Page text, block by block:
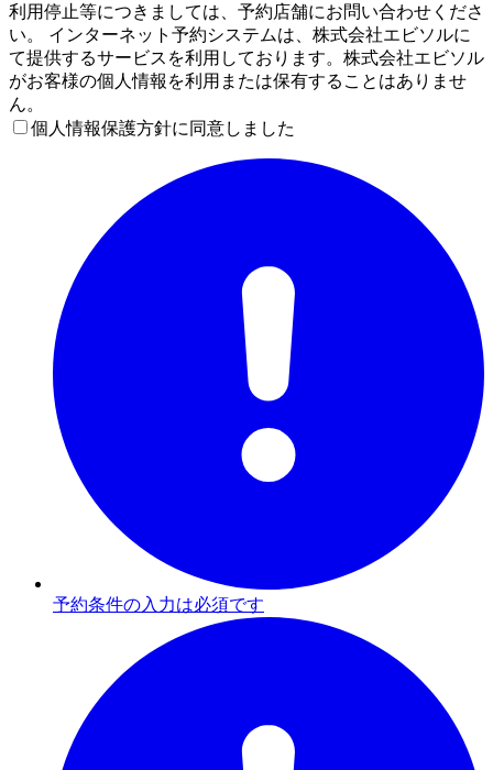
利用停止等につきましては、予約店舗にお問い合わせくださ
い。 インターネット予約システムは、株式会社エビソルに
て提供するサービスを利用しております。株式会社エビソル
がお客様の個人情報を利用または保有することはありませ
ん。
個人情報保護方針に同意しました
予約条件の入力は必須です